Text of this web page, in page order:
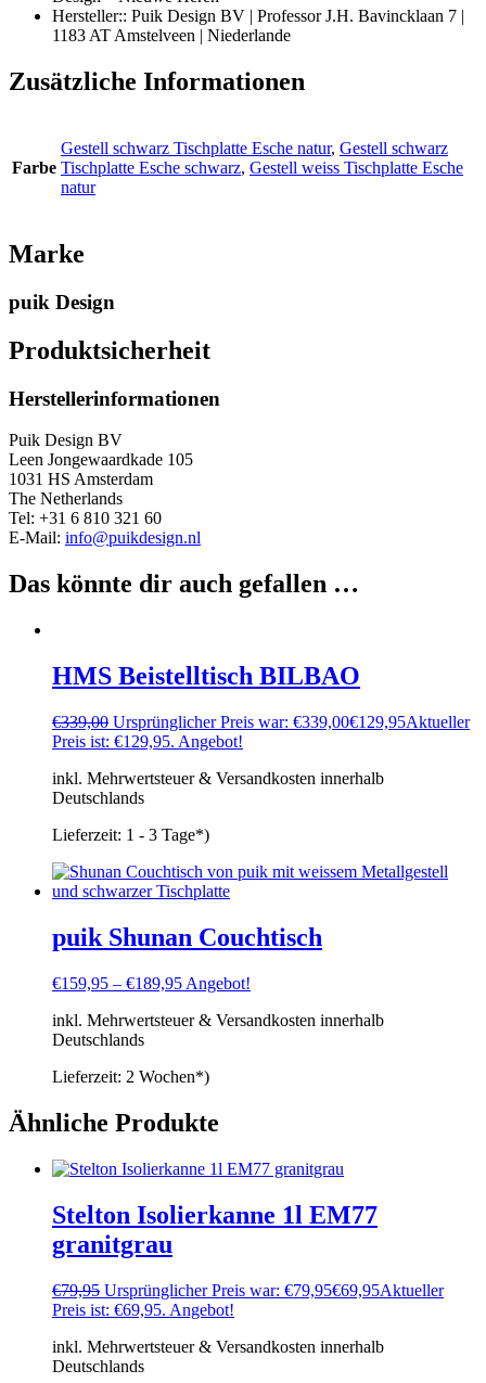
Hersteller:: Puik Design BV | Professor J.H. Bavincklaan 7 |
1183 AT Amstelveen | Niederlande
Zusätzliche Informationen
Farbe
Gestell schwarz Tischplatte Esche natur, Gestell schwarz
Tischplatte Esche schwarz, Gestell weiss Tischplatte Esche
natur
Marke
puik Design
Produktsicherheit
Herstellerinformationen
Puik Design BV
Leen Jongewaardkade 105
1031 HS Amsterdam
The Netherlands
Tel: +31 6 810 321 60
E-Mail: info@puikdesign.nl
Das könnte dir auch gefallen …
HMS Beistelltisch BILBAO
€339,00 Ursprünglicher Preis war: €339,00€129,95Aktueller
Preis ist: €129,95. Angebot!
inkl. Mehrwertsteuer & Versandkosten innerhalb
Deutschlands
Lieferzeit: 1 - 3 Tage*)
puik Shunan Couchtisch
€159,95 – €189,95 Angebot!
inkl. Mehrwertsteuer & Versandkosten innerhalb
Deutschlands
Lieferzeit: 2 Wochen*)
Ähnliche Produkte
Stelton Isolierkanne 1l EM77
granitgrau
€79,95 Ursprünglicher Preis war: €79,95€69,95Aktueller
Preis ist: €69,95. Angebot!
inkl. Mehrwertsteuer & Versandkosten innerhalb
Deutschlands